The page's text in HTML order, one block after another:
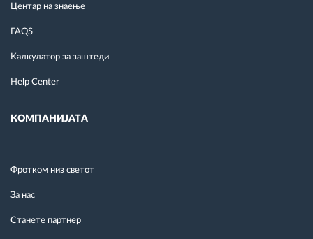
Центар на знаење
FAQS
Калкулатор за заштеди
Help Center
КОМПАНИЈАТА
Фротком низ светот
За нас
Станете партнер